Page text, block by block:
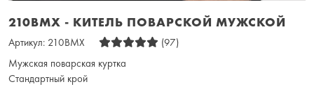
210BMX - КИТЕЛЬ ПОВАРСКОЙ МУЖСКОЙ
Артикул: 210BMX
(97)
Мужская поварская куртка
Стандартный крой